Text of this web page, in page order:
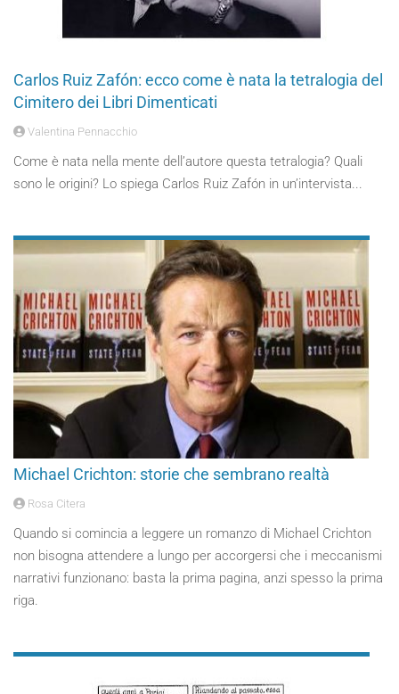
Carlos Ruiz Zafón: ecco come è nata la tetralogia del
Cimitero dei Libri Dimenticati
Valentina Pennacchio
Come è nata nella mente dell’autore questa tetralogia? Quali
sono le origini? Lo spiega Carlos Ruiz Zafón in un’intervista...
Michael Crichton: storie che sembrano realtà
Rosa Citera
Quando si comincia a leggere un romanzo di Michael Crichton
non bisogna attendere a lungo per accorgersi che i meccanismi
narrativi funzionano: basta la prima pagina, anzi spesso la prima
riga.